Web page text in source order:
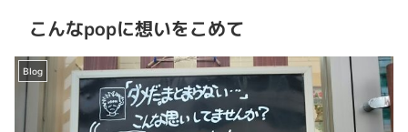
こんなpopに想いをこめて
Blog